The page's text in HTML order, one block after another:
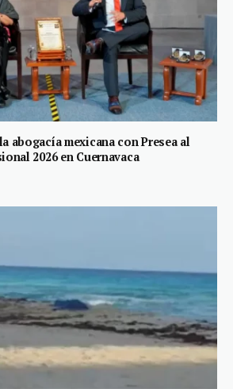
abogacía mexicana con Presea al
2026 en Cuernavaca